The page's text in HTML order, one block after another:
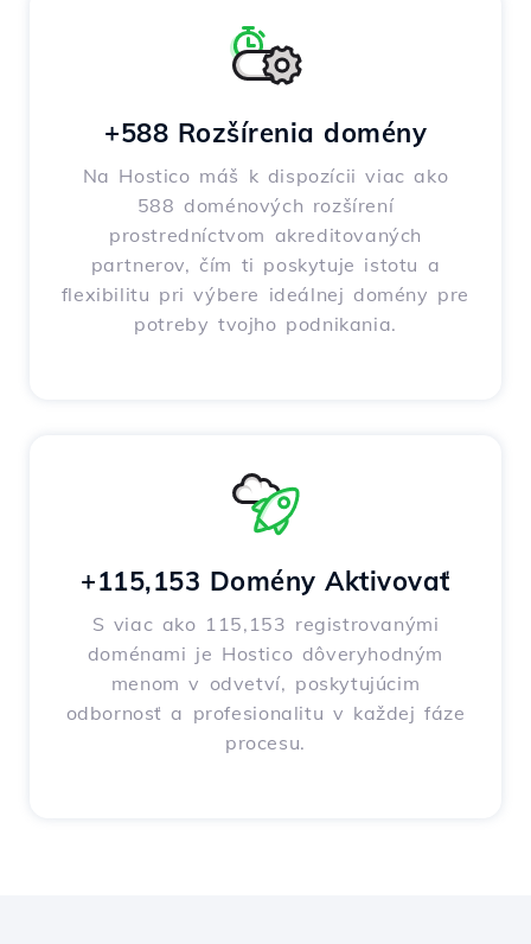
+588 Rozšírenia domény
Na Hostico máš k dispozícii viac ako
588 doménových rozšírení
prostredníctvom akreditovaných
partnerov, čím ti poskytuje istotu a
flexibilitu pri výbere ideálnej domény pre
potreby tvojho podnikania.
+115,153 Domény Aktivovať
S viac ako 115,153 registrovanými
doménami je Hostico dôveryhodným
menom v odvetví, poskytujúcim
odbornosť a profesionalitu v každej fáze
procesu.